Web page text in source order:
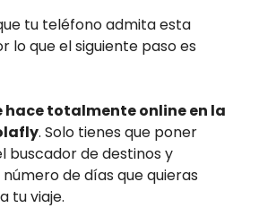
tu teléfono admita esta
lo que el siguiente paso es
hace totalmente online en la
. Solo tienes que poner
buscador de destinos y
de días que quieras
tu viaje.